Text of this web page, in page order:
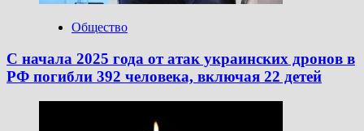
Общество
С начала 2025 года от атак украинских дронов в
РФ погибли 392 человека, включая 22 детей